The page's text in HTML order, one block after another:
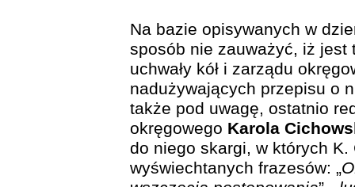
Na bazie opisywanych w
sposób nie zauważyć, iż jest
uchwały kół i zarządu
nadużywających przepisu o
także pod uwagę, ostatnio
okręgowego Karola
do niego skargi, w których
wyświechtanych frazesów: „